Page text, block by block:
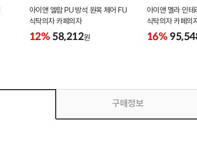
아이앤 엘람 PU 방석 원목 체어 FU
식탁의자 카페의자
12% 58,212원
아이앤 멜라 인테
식탁의자 카페의
16%
구매정보